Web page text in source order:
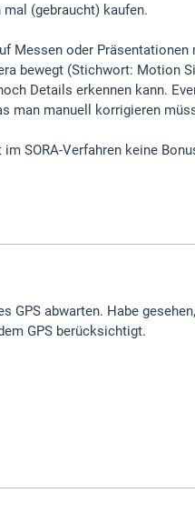
(gebraucht) kaufen.
Messen oder Präsentationen
bewegt (Stichwort: Motion
Details erkennen kann.
man manuell korrigieren
SORA-Verfahren keine
GPS abwarten. Habe
GPS berücksichtigt.